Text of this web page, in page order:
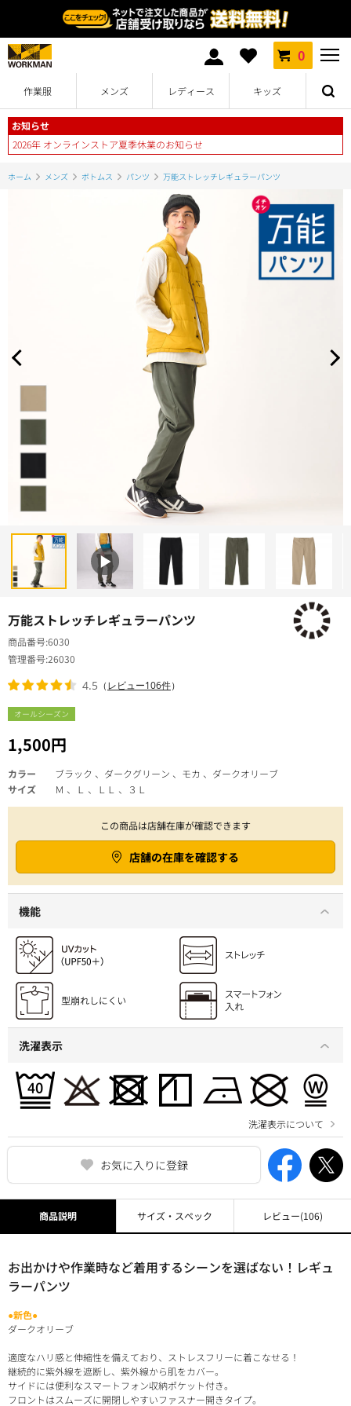
0
作業服 メンズ レディース キッズ
お知らせ
2026年 オンラインストア夏季休業のお知らせ
ホーム メンズ ボトムス パンツ 万能ストレッチレギュラーパンツ
万能ストレッチレギュラーパンツ
オールシーズン
1,500円
商品番号6030
管理番号26030
4.5 （レビュー106件）
お気に入りに登録
カラー
ブラック 、ダークグリーン 、モカ 、ダークオリーブ
サイズ
Ｍ 、Ｌ 、ＬＬ 、３Ｌ
この商品は店舗在庫が確認できます
店舗の在庫を確認する
機能
洗濯表示
洗濯表示について
商品説明
お出かけや作業時など着用するシーンを選ばない！レギュ
ラーパンツ
●新色●
ダークオリーブ
適度なハリ感と伸縮性を備えており、ストレスフリーに着こなせる！
継続的に紫外線を遮断し、紫外線から肌をカバー。
サイドには便利なスマートフォン収納ポケット付き。
フロントはスムーズに開閉しやすいファスナー開きタイプ。
サイズ・スペック レビュー(106)